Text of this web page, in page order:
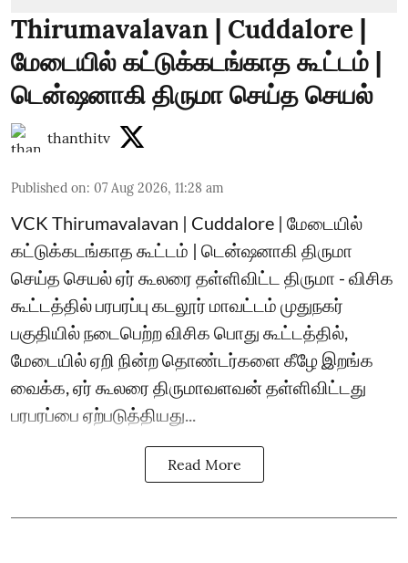
Thirumavalavan | Cuddalore |
மேடையில் கட்டுக்கடங்காத கூட்டம் |
டென்ஷனாகி திருமா செய்த செயல்
thanthitv
Published on: 07 Aug 2026, 11:28 am
VCK Thirumavalavan | Cuddalore | மேடையில்
கட்டுக்கடங்காத கூட்டம் | டென்ஷனாகி திருமா
செய்த செயல் ஏர் கூலரை தள்ளிவிட்ட திருமா - விசிக
கூட்டத்தில் பரபரப்பு கடலூர் மாவட்டம் முதுநகர்
பகுதியில் நடைபெற்ற விசிக பொது கூட்டத்தில்,
மேடையில் ஏறி நின்ற தொண்டர்களை கீழே இறங்க
வைக்க, ஏர் கூலரை திருமாவளவன் தள்ளிவிட்டது
பரபரப்பை ஏற்படுத்தியது...
Read More